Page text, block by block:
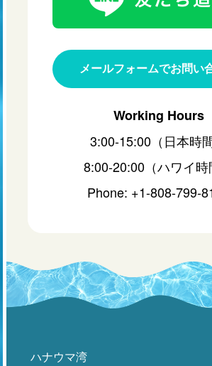
メールフォームでお問い
Working Hours
3:00-15:00（日本時間
8:00-20:00（ハワイ時
Phone: +1-808-799-
ハナウマ湾